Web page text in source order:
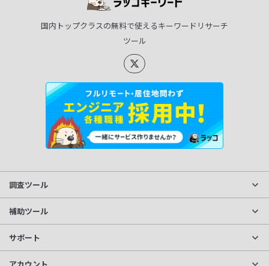
国内トップクラスの無料で使えるキーワードリサーチ
ツール
調査ツール
サイト分析
獲得キーワード調査
競合サイト抽出
補助ツール
文字数カウント
キーワード正規化
サポート
料金プラン